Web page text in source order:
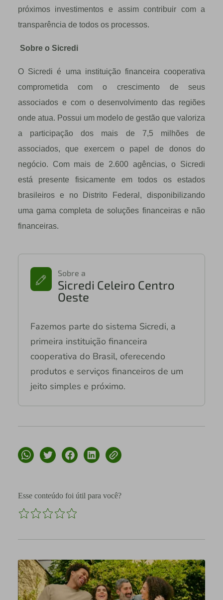
próximos investimentos e assim contribuir com a
transparência de todos os processos.
Sobre o Sicredi
O Sicredi é uma instituição financeira cooperativa
comprometida com o crescimento de seus
associados e com o desenvolvimento das regiões
onde atua. Possui um modelo de gestão que valoriza
a participação dos mais de 7,5 milhões de
associados, que exercem o papel de donos do
negócio. Com mais de 2.600 agências, o Sicredi
está presente fisicamente em todos os estados
brasileiros e no Distrito Federal, disponibilizando
uma gama completa de soluções financeiras e não
financeiras.
Sobre a
Sicredi Celeiro Centro
Oeste
Fazemos parte do sistema Sicredi, a
primeira instituição financeira
cooperativa do Brasil, oferecendo
produtos e serviços financeiros de um
jeito simples e próximo.
Esse conteúdo foi útil para você?